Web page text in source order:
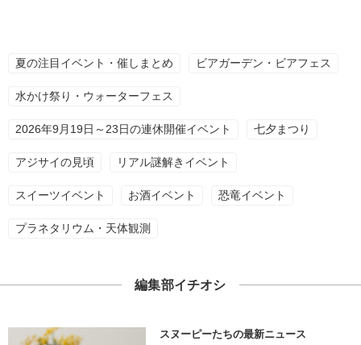
夏の注目イベント・催しまとめ ビアガーデン・ビアフェス
水かけ祭り・ウォーターフェス
2026年9月19日～23日の連休開催イベント 七夕まつり
アジサイの見頃 リアル謎解きイベント
スイーツイベント お酒イベント 恐竜イベント
プラネタリウム・天体観測
編集部イチオシ
スヌーピーたちの最新ニュース